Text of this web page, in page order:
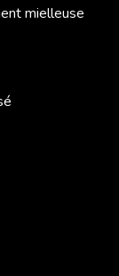
mielleuse